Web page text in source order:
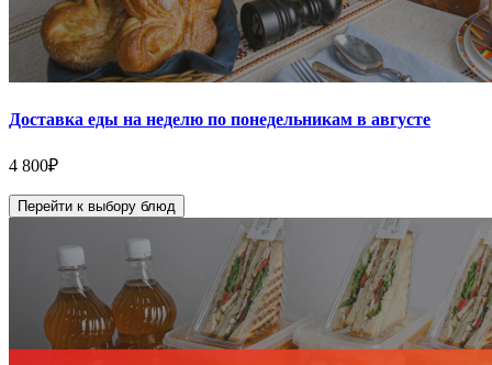
Доставка еды на неделю по понедельникам в августе
4 800₽
Перейти к выбору блюд